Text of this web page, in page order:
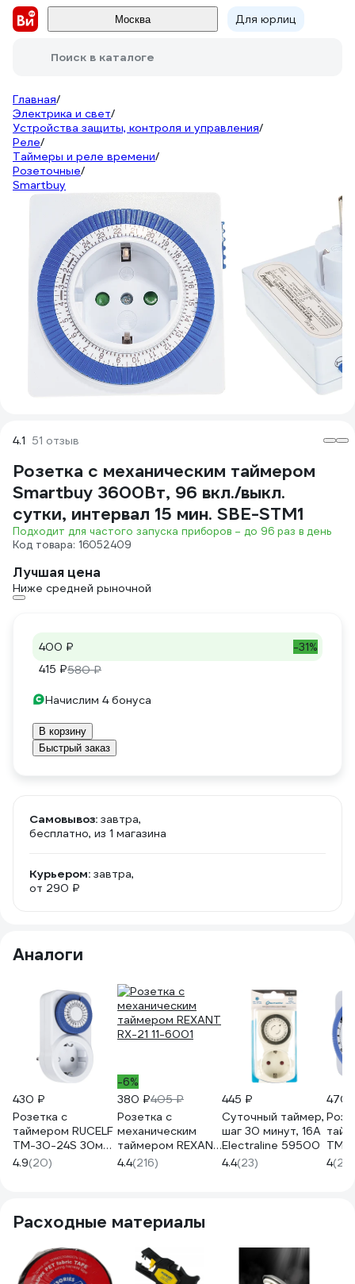
Москва Для юрлиц
Поиск в каталоге
Главная/
Электрика и свет/
Устройства защиты, контроля и управления/
Реле/
Таймеры и реле времени/
Розеточные/
Smartbuy
4.1 51 отзыв
Розетка с механическим таймером
Smartbuy 3600Вт, 96 вкл./выкл.
сутки, интервал 15 мин. SBE-STM1
Подходит для частого запуска приборов – до 96 раз в день
Код товара: 16052409
Лучшая цена
Ниже средней рыночной
400 ₽
-31%
415 ₽580 ₽
Начислим 4 бонуса
В корзину
Быстрый заказ
Самовывоз: завтра,
бесплатно, из 1 магазина
Курьером: завтра,
от 290 ₽
Аналоги
430 ₽
Розетка с
таймером RUCELF
TM-30-24S 30мин
24ч 16А
КА-00009530
4.9(20)
-6%
380 ₽405 ₽
Розетка с
механическим
таймером REXANT
RX-21 11-6001
4.4(216)
445 ₽
Суточный таймер,
шаг 30 минут, 16А
Electraline 59500
4.4(23)
470
TM-
24ч
КА-
4(2)
Расходные материалы